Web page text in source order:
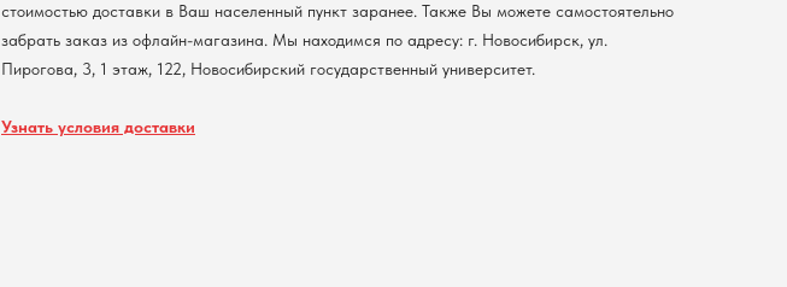
стоимостью доставки в Ваш населенный пункт заранее. Также Вы можете самостоятельно
забрать заказ из офлайн-магазина. Мы находимся по адресу: г. Новосибирск, ул.
Пирогова, 3, 1 этаж, 122, Новосибирский государственный университет.
Узнать условия доставки